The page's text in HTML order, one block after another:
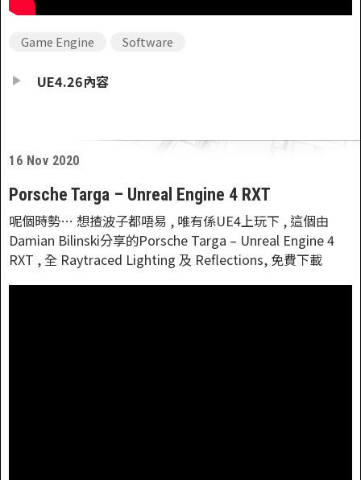
Game Engine Software
UE4.26內容
16 Nov 2020
Porsche Targa – Unreal Engine 4 RXT
呢個時勢… 想揸波子都唔易 , 唯有係UE4上玩下 , 這個由
Damian Bilinski分享的Porsche Targa – Unreal Engine 4
RXT , 全 Raytraced Lighting 及 Reflections, 免費下載